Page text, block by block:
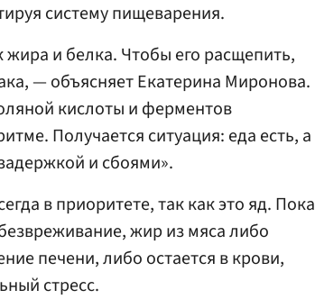
систему пищеварения.
и белка. Чтобы его расщепить,
— объясняет Екатерина Миронова.
кислоты и ферментов
Получается ситуация: еда есть, а
и сбоями».
в приоритете, так как это яд. Пока
жир из мяса либо
печени, либо остается в крови,
стресс.